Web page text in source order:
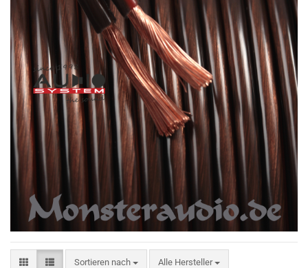
Sortieren nach
Sortieren nach Alle Hersteller